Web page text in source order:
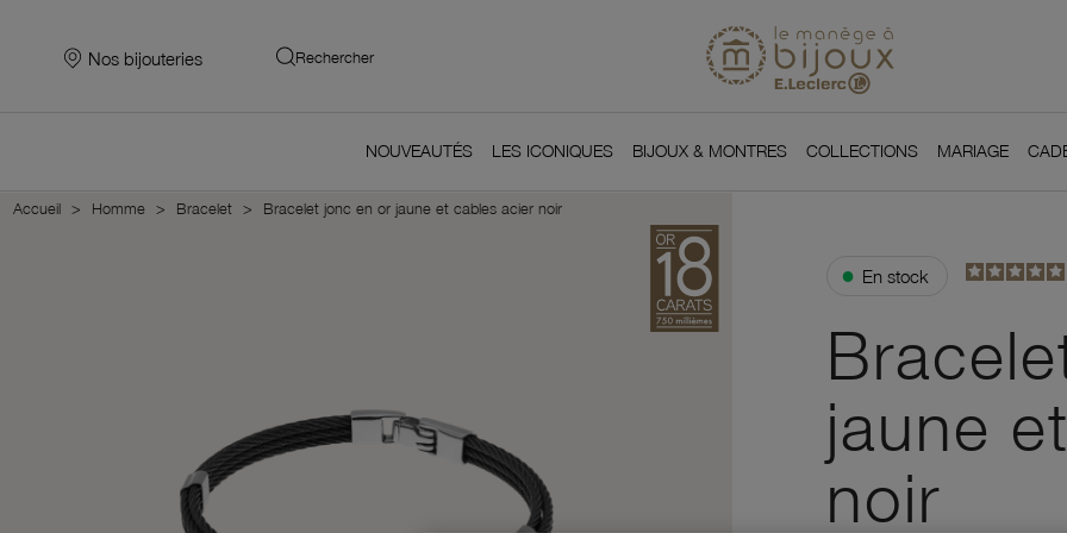
Nos bijouteries Rechercher
NOUVEAUTÉS LES ICONIQUES BIJOUX & MONTRES COLLECTIONS MARIAGE
Accueil Homme Bracelet Bracelet jonc en or jaune et cables acier noir
● En stock
jaune
noir